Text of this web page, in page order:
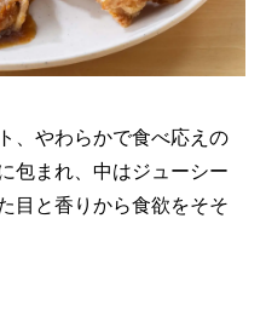
、やわらかで食べ応えの
包まれ、中はジューシー
目と香りから食欲をそそ